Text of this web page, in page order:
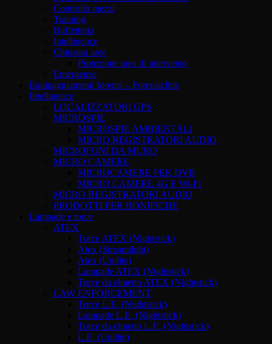
Controllo mezzi
Training
Buffetteria
Intelligence
Chiusura aree
Protezione area di intervento
Emergenze
Equipaggiamenti forensi – Forensicline
Intelligence
LOCALIZZATORI GPS
MICROSPIE
MICROSPIE AMBIENTALI
MICRO REGISTRATORI AUDIO
MICROFONI DA MURO
MICRO CAMERE
MICROCAMERE PER DVR
MICRO CAMERE 4G E Wi-Fi
MICRO REGISTRATORI AUDIO
PRODOTTI PER BONIFICHE
Lampade e torce
ATEX
Torce ATEX (Nightstick)
Atex (Streamilght)
Atex (Unilite)
Lampade ATEX (Nightstick)
Torce da elmetto ATEX (Nightstick)
LAW ENFORCEMENT
Torce L.E. (Nightstick)
Lampade L.E. (Nightstick)
Torce da elmetto L.E. (Nightstick)
L.E. (Unilite)